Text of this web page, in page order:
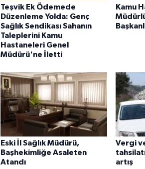
Teşvik Ek Ödemede
Düzenleme Yolda: Genç
Sağlık Sendikası Sahanın
Taleplerini Kamu
Hastaneleri Genel
Müdürü'ne İletti
Kamu
Eski İl Sağlık Müdürü,
Başhekimliğe Asaleten
Atandı
Vergi
artış